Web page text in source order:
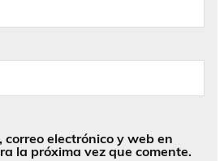
electrónico y web en
la próxima vez que comente.